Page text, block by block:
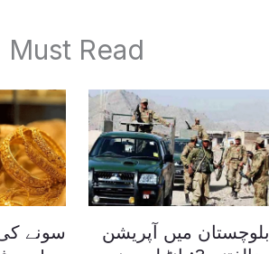
Must Read
بلوچستان میں آپریشن
سونے